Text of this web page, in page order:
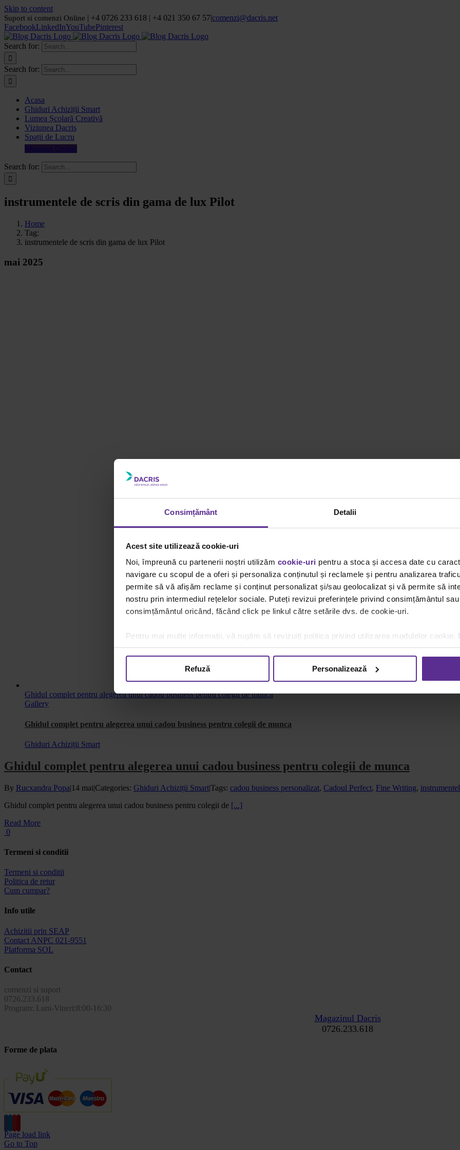
Consimțământ Detalii
Acest site utilizează cookie-uri
Noi, împreună cu partenerii noștri utilizăm cookie-uri pentru a stoca și accesa date cu
navigare cu scopul de a oferi și personaliza conținutul și reclamele și pentru analizarea
permite să vă afișăm reclame și conținut personalizat și/sau geolocalizat și vă permite să
nostru prin intermediul rețelelor sociale. Puteți revizui preferințele privind consimțământul
consimțământul oricând, făcând click pe linkul către setările dvs. de cookie-uri.
Pentru mai multe informații, vă rugăm să revizuiți politica privind utilizarea modulelor cookie.
Refuză Personalizează
Skip to content
Suport si comenzi Online | +4 0726 233 618 | +4 021 350 67 57|comenzi@dacris.net
FacebookLinkedInYouTubePinterest
Search for:
Search for:
Acasa
Ghiduri Achiziții Smart
Lumea Școlară Creativă
Viziunea Dacris
Spații de Lucru
Magazin Online
Search for:
instrumentele de scris din gama de lux Pilot
Home
Tag:
instrumentele de scris din gama de lux Pilot
mai 2025
Ghidul complet pentru alegerea unui cadou business pentru colegii de munca
Gallery
Ghidul complet pentru alegerea unui cadou business pentru colegii de munca
Ghiduri Achiziții Smart
Ghidul complet pentru alegerea unui cadou business pentru colegii de munca
By Rucxandra Popa|14 mai|Categories: Ghiduri Achiziții Smart|Tags: cadou business personalizat, Cadoul Perfect, Fine Writing,
Ghidul complet pentru alegerea unui cadou business pentru colegii de [...]
Read More
0
Termeni si conditii
Termeni si conditii
Politica de retur
Cum cumpar?
Info utile
Achizitii prin SEAP
Contact ANPC 021-9551
Platforma SOL
Contact
comenzi si suport
0726.233.618
Program: Luni-Vineri:8:00-16:30
Magazinul Dacris
0726.233.618
Forme de plata
Page load link
Go to Top